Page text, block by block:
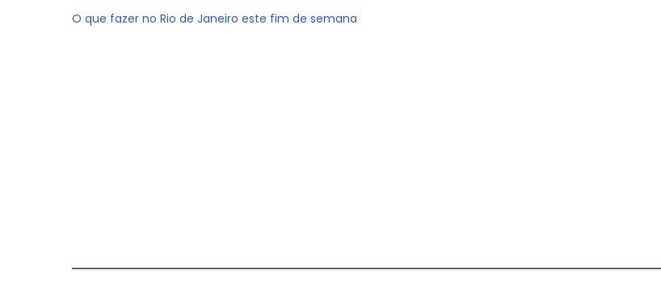
O que fazer no Rio de Janeiro este fim de semana